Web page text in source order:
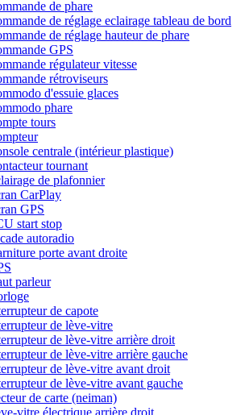
de phare
de réglage eclairage tableau de bord
de réglage hauteur de phare
GPS
régulateur vitesse
rétroviseurs
d'essuie glaces
phare
tours
centrale (intérieur plastique)
tournant
de plafonnier
CarPlay
GPS
start stop
autoradio
porte avant droite
parleur
de capote
de lève-vitre
de lève-vitre arrière droit
de lève-vitre arrière gauche
de lève-vitre avant droit
de lève-vitre avant gauche
de carte (neiman)
vitre électrique arrière droit